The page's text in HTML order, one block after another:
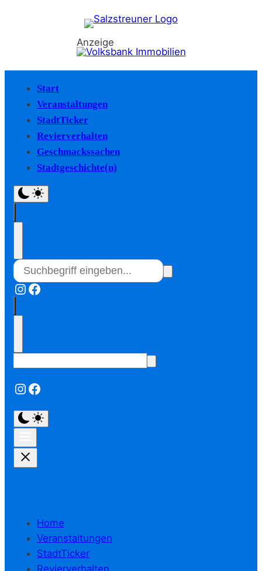
Anzeige
Start
Veranstaltungen
StadtTicker
Revierverhalten
Geschmackssachen
Stadtgeschichte(n)
Instagram
Facebook
Instagram
Facebook
Home
Veranstaltungen
StadtTicker